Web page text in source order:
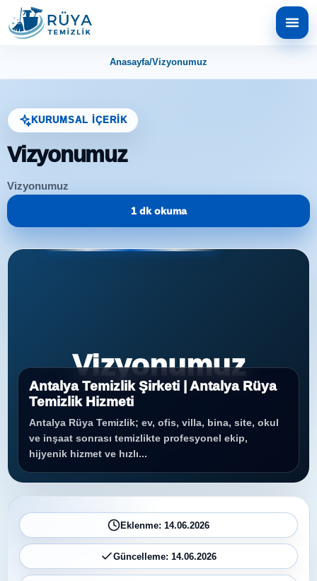
Anasayfa/Vizyonumuz
KURUMSAL İÇERIK
Vizyonumuz
Vizyonumuz
1 dk okuma
Vizyonumuz
Antalya Temizlik Şirketi | Antalya Rüya
Temizlik Hizmeti
Antalya Rüya Temizlik; ev, ofis, villa, bina, site, okul
ve inşaat sonrası temizlikte profesyonel ekip,
hijyenik hizmet ve hızlı...
Eklenme: 14.06.2026
Güncelleme: 14.06.2026